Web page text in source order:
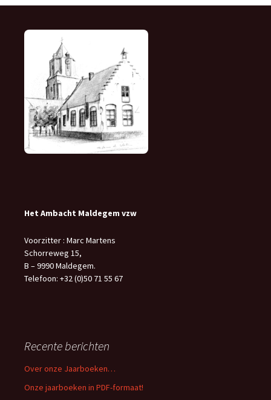
Het Ambacht Maldegem vzw
Voorzitter : Marc Martens
Schorreweg 15,
B – 9990 Maldegem.
Telefoon: +32 (0)50 71 55 67
Recente berichten
Over onze Jaarboeken…
Onze jaarboeken in PDF-formaat!